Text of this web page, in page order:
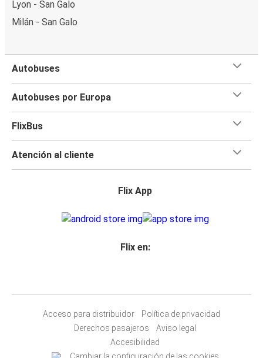
Lyon - San Galo
Milán - San Galo
Autobuses
Autobuses por Europa
FlixBus
Atención al cliente
Flix App
Flix en:
Acceso para distribuidor
Política de privacidad
Derechos pasajeros
Aviso legal
Accesibilidad
Cambiar la configuración de las cookies